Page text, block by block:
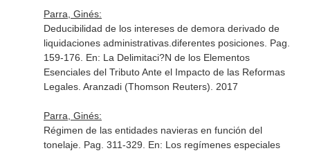
Parra, Ginés:
Deducibilidad de los intereses de demora derivado de
liquidaciones administrativas.diferentes posiciones. Pag.
159-176. En: La Delimitaci?N de los Elementos
Esenciales del Tributo Ante el Impacto de las Reformas
Legales. Aranzadi (Thomson Reuters). 2017
Parra, Ginés:
Régimen de las entidades navieras en función del
tonelaje. Pag. 311-329. En: Los regímenes especiales